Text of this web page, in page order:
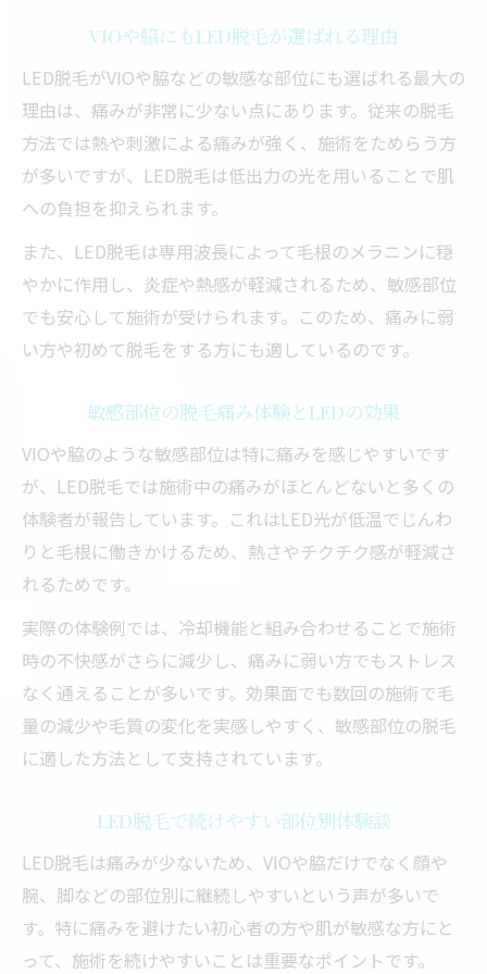
VIOや脇にもLED脱毛が選ばれる理由
LED脱毛がVIOや脇などの敏感な部位にも選ばれる最大の
理由は、痛みが非常に少ない点にあります。従来の脱毛
方法では熱や刺激による痛みが強く、施術をためらう方
が多いですが、LED脱毛は低出力の光を用いることで肌
への負担を抑えられます。
また、LED脱毛は専用波長によって毛根のメラニンに穏
やかに作用し、炎症や熱感が軽減されるため、敏感部位
でも安心して施術が受けられます。このため、痛みに弱
い方や初めて脱毛をする方にも適しているのです。
敏感部位の脱毛痛み体験とLEDの効果
VIOや脇のような敏感部位は特に痛みを感じやすいです
が、LED脱毛では施術中の痛みがほとんどないと多くの
体験者が報告しています。これはLED光が低温でじんわ
りと毛根に働きかけるため、熱さやチクチク感が軽減さ
れるためです。
実際の体験例では、冷却機能と組み合わせることで施術
時の不快感がさらに減少し、痛みに弱い方でもストレス
なく通えることが多いです。効果面でも数回の施術で毛
量の減少や毛質の変化を実感しやすく、敏感部位の脱毛
に適した方法として支持されています。
LED脱毛で続けやすい部位別体験談
LED脱毛は痛みが少ないため、VIOや脇だけでなく顔や
腕、脚などの部位別に継続しやすいという声が多いで
す。特に痛みを避けたい初心者の方や肌が敏感な方にと
って、施術を続けやすいことは重要なポイントです。